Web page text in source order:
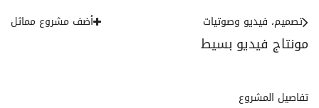
مونتاج فيديو بسيط
تصميم، فيديو وصوتيات أضف مشروع مماثل
تفاصيل المشروع